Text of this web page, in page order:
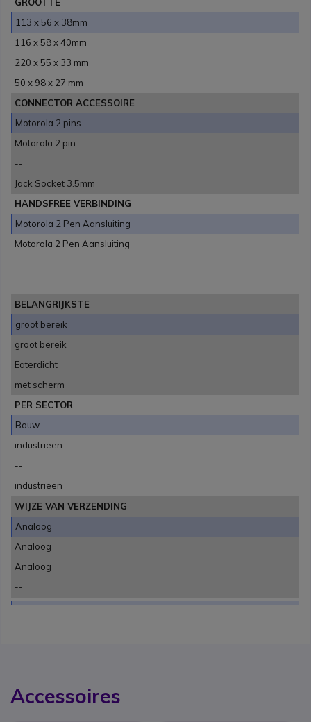
GROOTTE
113 x 56 x 38mm
116 x 58 x 40mm
220 x 55 x 33 mm
50 x 98 x 27 mm
CONNECTOR ACCESSOIRE
Motorola 2 pins
Motorola 2 pin
--
Jack Socket 3.5mm
HANDSFREE VERBINDING
Motorola 2 Pen Aansluiting
Motorola 2 Pen Aansluiting
--
--
BELANGRIJKSTE
groot bereik
groot bereik
Eaterdicht
met scherm
PER SECTOR
Bouw
industrieën
--
industrieën
WIJZE VAN VERZENDING
Analoog
Analoog
Analoog
--
Accessoires